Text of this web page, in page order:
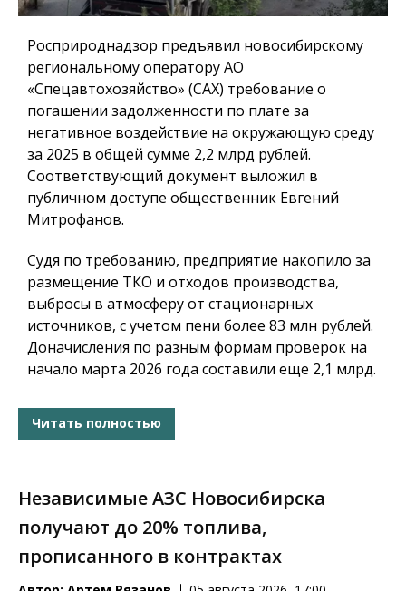
Росприроднадзор предъявил новосибирскому
региональному оператору АО
«Спецавтохозяйство» (САХ) требование о
погашении задолженности по плате за
негативное воздействие на окружающую среду
за 2025 в общей сумме 2,2 млрд рублей.
Соответствующий документ выложил в
публичном доступе общественник Евгений
Митрофанов.
Судя по требованию, предприятие накопило за
размещение ТКО и отходов производства,
выбросы в атмосферу от стационарных
источников, с учетом пени более 83 млн рублей.
Доначисления по разным формам проверок на
начало марта 2026 года составили еще 2,1 млрд.
Читать полностью
Независимые АЗС Новосибирска
получают до 20% топлива,
прописанного в контрактах